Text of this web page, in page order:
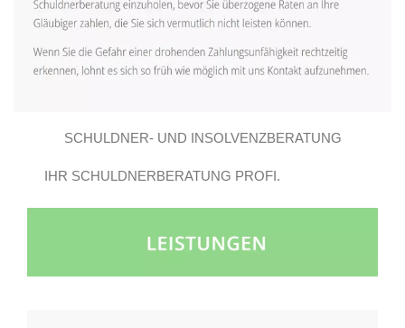
SCHULDNER- UND INSOLVENZBERATUNG
GROSSBEEREN E.V..
IHR SCHULDNERBERATUNG PROFI.